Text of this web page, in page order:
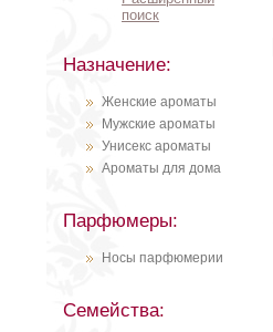
поиск
Назначение:
Женские ароматы
Мужские ароматы
Унисекс ароматы
Ароматы для дома
Парфюмеры:
Носы парфюмерии
Семейства: